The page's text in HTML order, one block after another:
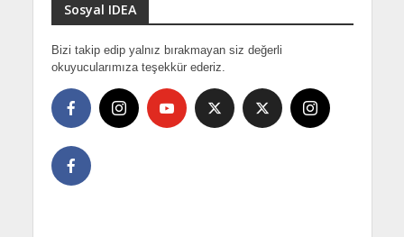
Sosyal IDEA
Bizi takip edip yalnız bırakmayan siz değerli
okuyucularımıza teşekkür ederiz.